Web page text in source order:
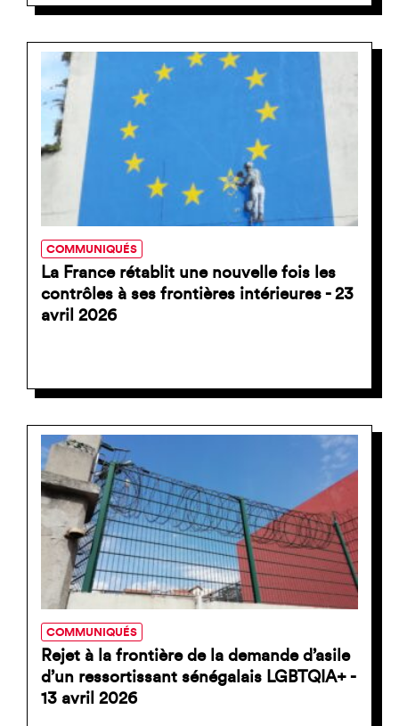
COMMUNIQUÉS
La France rétablit une nouvelle fois les
contrôles à ses frontières intérieures - 23
avril 2026
COMMUNIQUÉS
Rejet à la frontière de la demande d’asile
d’un ressortissant sénégalais LGBTQIA+ -
13 avril 2026